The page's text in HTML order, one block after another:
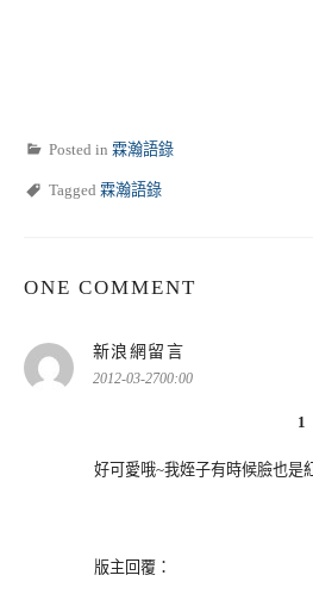
Posted in 霖瀚語錄
Tagged 霖瀚語錄
ONE COMMENT
新浪網留言
示:
2012-03-2700:00
1
好可愛哦~我姪子有時候臉也是
版主回覆：